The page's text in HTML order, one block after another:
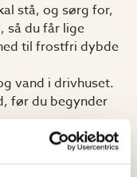
stå, og sørg for,
så du får lige
til frostfri dybde
vand i drivhuset.
før du begynder
og murer op
ned på